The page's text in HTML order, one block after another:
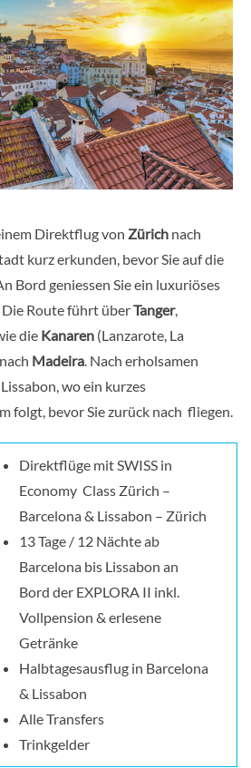
Direktflug von Zürich nach
kurz erkunden, bevor Sie auf die
Bord geniessen Sie ein luxuriöses
Route führt überTanger,
die Kanaren (Lanzarote, La
Madeira. Nach erholsamen
wo ein kurzes
folgt, bevor Sie zurück nach fliegen.
Direktflüge mit SWISS in
Economy Class Zürich –
Barcelona & Lissabon – Zürich
13 Tage / 12 Nächte ab
Barcelona bis Lissabon an
Bord der EXPLORA II inkl.
Vollpension & erlesene
Getränke
Halbtagesausflug in Barcelona
& Lissabon
Alle Transfers
Trinkgelder